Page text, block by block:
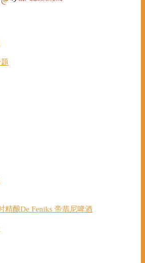
精酿De Feniks 帝翡尼啤酒